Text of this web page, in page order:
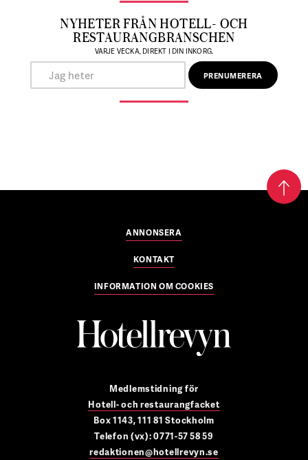
NYHETER FRÅN HOTELL- OCH
RESTAURANGBRANSCHEN
VARJE VECKA, DIREKT I DIN INKORG.
ANNONSERA
KONTAKT
INFORMATION OM COOKIES
Medlemstidning för
Hotell- och restaurangfacket
Box 1143, 111 81 Stockholm
Telefon (vx): 0771-57 58 59
redaktionen@hotellrevyn.se